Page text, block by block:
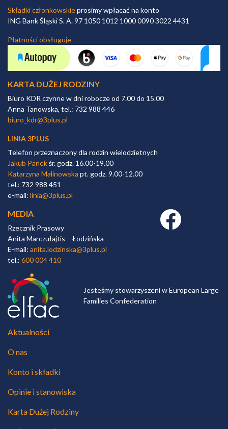
Składki członkowskieprosimy wpłacać na konto
ING Bank Śląski S. A. 97 1050 1012 1000 0090 3022 4431
Płatności obsługuje
KARTA DUŻEJ RODZINY
Biuro KDR czynne w dni robocze od 7.00 do 15.00
Anna Tanowska, tel.: 732 988 446
biuro_kdr@3plus.pl
LINIA 3PLUS
Telefon przeznaczony dla rodzin wielodzietnych
Jakub Panekśr. godz. 16.00-19.00
Katarzyna Malinowska pt. godz. 9.00-12.00
tel.: 732 988 451
e-mail: linia@3plus.pl
MEDIA
Rzecznik Prasowy
Anita Marczułajtis – Łodzińska
E-mail: anita.lodzinska@3plus.pl
tel.: 600 004 410
Facebook link
Jesteśmy stowarzyszeni w European Large
Families Confederation
Aktualności
O nas
Konto i składki
Opinie i stanowiska
Karta Dużej Rodziny